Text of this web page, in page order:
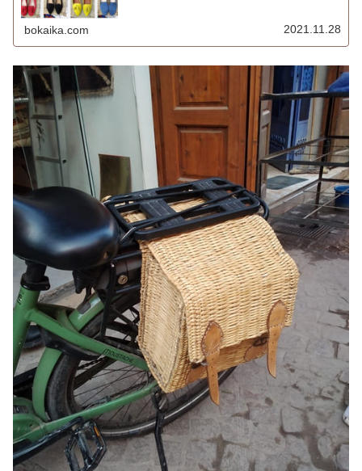
bokaika.com 2021.11.28